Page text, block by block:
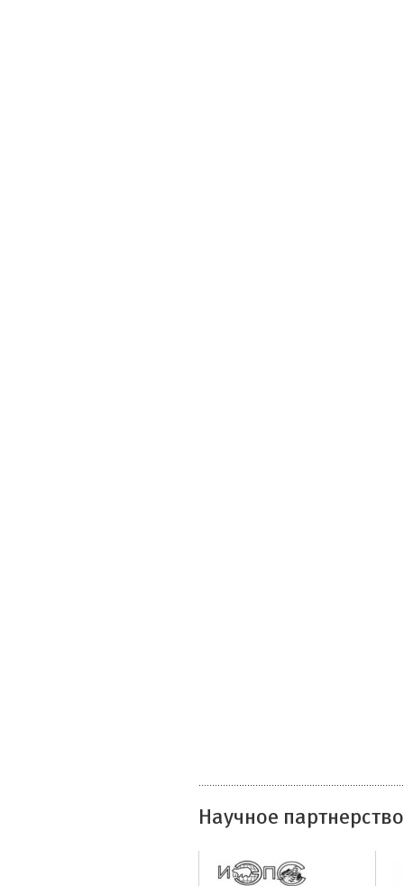
Научное партнерство